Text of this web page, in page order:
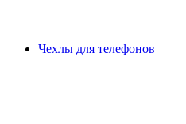
Чехлы для телефонов